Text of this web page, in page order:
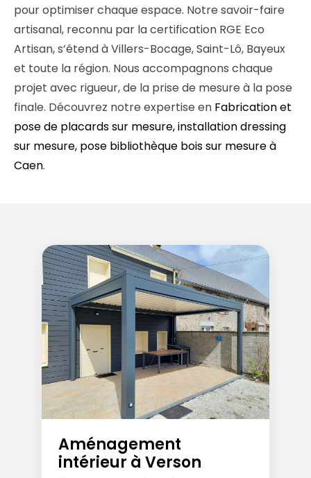
pour optimiser chaque espace. Notre savoir-faire
artisanal, reconnu par la certification RGE Eco
Artisan, s’étend à Villers-Bocage, Saint-Lô, Bayeux
et toute la région. Nous accompagnons chaque
projet avec rigueur, de la prise de mesure à la pose
finale. Découvrez notre expertise en Fabrication et
pose de placards sur mesure, installation dressing
sur mesure, pose bibliothèque bois sur mesure à
Caen.
Aménagement
intérieur à Verson